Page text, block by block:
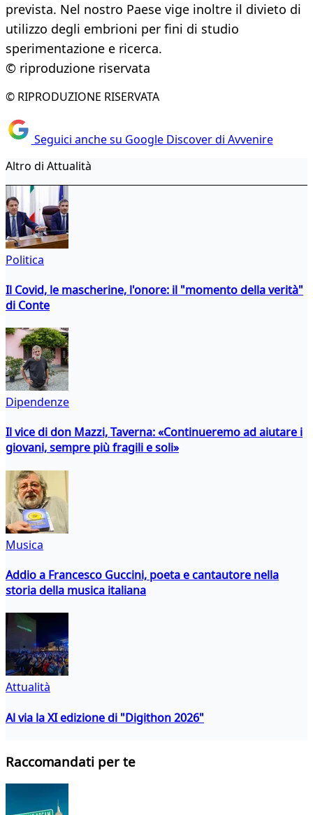
prevista. Nel nostro Paese vige inoltre il divieto di
utilizzo degli embrioni per fini di studio
sperimentazione e ricerca.
© riproduzione riservata
© RIPRODUZIONE RISERVATA
Seguici anche su Google Discover di Avvenire
Altro di Attualità
Politica
Il Covid, le mascherine, l'onore: il "momento della verità"
di Conte
Dipendenze
Il vice di don Mazzi, Taverna: «Continueremo ad aiutare i
giovani, sempre più fragili e soli»
Musica
Addio a Francesco Guccini, poeta e cantautore nella
storia della musica italiana
Attualità
Al via la XI edizione di "Digithon 2026"
Raccomandati per te